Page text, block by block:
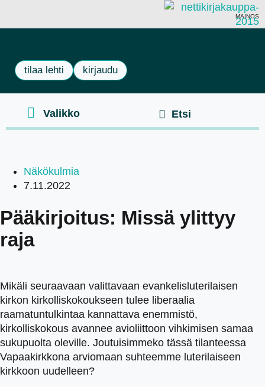
MAINOS
tilaa lehti kirjaudu
Näkökulmia
7.11.2022
Pääkirjoitus: Missä ylittyy
raja
Mikäli seuraavaan valittavaan evankelisluterilaisen
kirkon kirkolliskokoukseen tulee liberaalia
raamatuntulkintaa kannattava enemmistö,
kirkolliskokous avannee avioliittoon vihkimisen samaa
sukupuolta oleville. Joutuisimmeko tässä tilanteessa
Vapaakirkkona arviomaan suhteemme luterilaiseen
kirkkoon uudelleen?